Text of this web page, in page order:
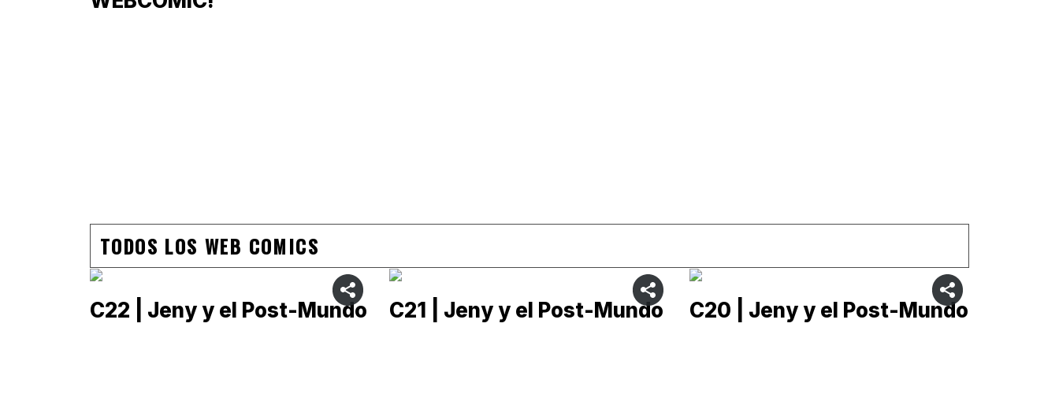
TODOS LOS WEB COMICS
C22 | Jeny y el Post-Mundo C21 | Jeny y el Post-Mundo C20 | Jeny y el Post-Mundo